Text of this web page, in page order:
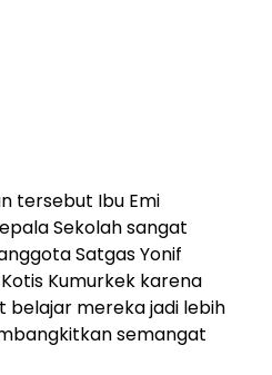
tersebut Ibu Emi
Sekolah sangat
Satgas Yonif
Kumurkek karena
mereka jadi lebih
semangat